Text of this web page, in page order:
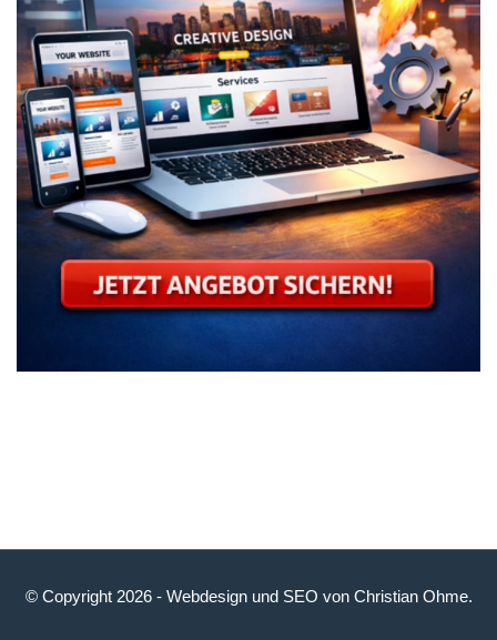
© Copyright 2026 - Webdesignund SEO von Christian Ohme.